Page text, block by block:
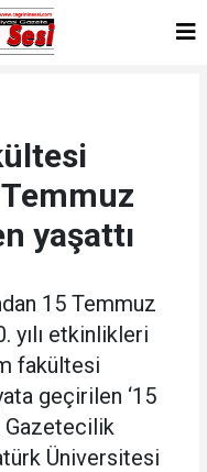
yaşattı
15 Temmuz
yılı etkinlikleri
fakültesi
geçirilen ‘15
Üniversitesi